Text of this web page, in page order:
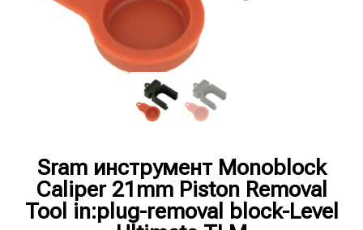
Sram инструмент Monoblock
Caliper 21mm Piston Removal
Tool in:plug-removal block-Level